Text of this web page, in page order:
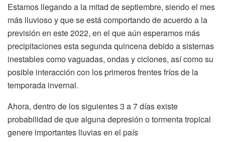
Estamos llegando a la mitad de septiembre, siendo el mes
más lluvioso y que se está comportando de acuerdo a la
previsión en este 2022, en el que aún esperamos más
precipitaciones esta segunda quincena debido a sistemas
inestables como vaguadas, ondas y ciclones, así como su
posible interacción con los primeros frentes fríos de la
temporada invernal.
Ahora, dentro de los siguientes 3 a 7 días existe
probabilidad de que alguna depresión o tormenta tropical
genere importantes lluvias en el país